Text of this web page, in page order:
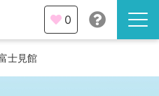
0
士見館